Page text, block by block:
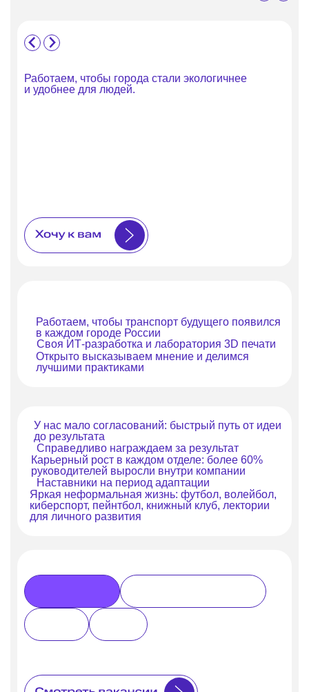
Работаем, чтобы города стали экологичнее
и удобнее для людей.
Работаем, чтобы транспорт будущего появился
в каждом городе России
Своя ИТ-разработка и лаборатория 3D печати
Открыто высказываем мнение и делимся
лучшими практиками
У нас мало согласований: быстрый путь от идеи
до результата
Справедливо награждаем за результат
Карьерный рост в каждом отделе: более 60%
руководителей выросли внутри компании
Наставники на период адаптации
Яркая неформальная жизнь: футбол, волейбол,
киберспорт, пейнтбол, книжный клуб, лектории
для личного развития
Обеспечиваем парковки нужным